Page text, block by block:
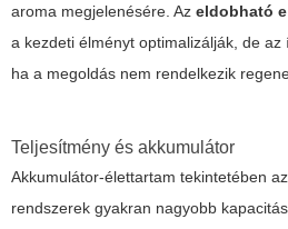
aroma megjelenésére. Az eldobható
a kezdeti élményt optimalizálják, de
ha a megoldás nem rendelkezik
Teljesítmény és akkumulátor
Akkumulátor-élettartam tekintetében az
rendszerek gyakran nagyobb